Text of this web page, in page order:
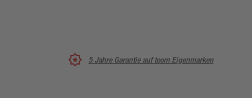
5 Jahre Garantie auf toom Eigenmarken